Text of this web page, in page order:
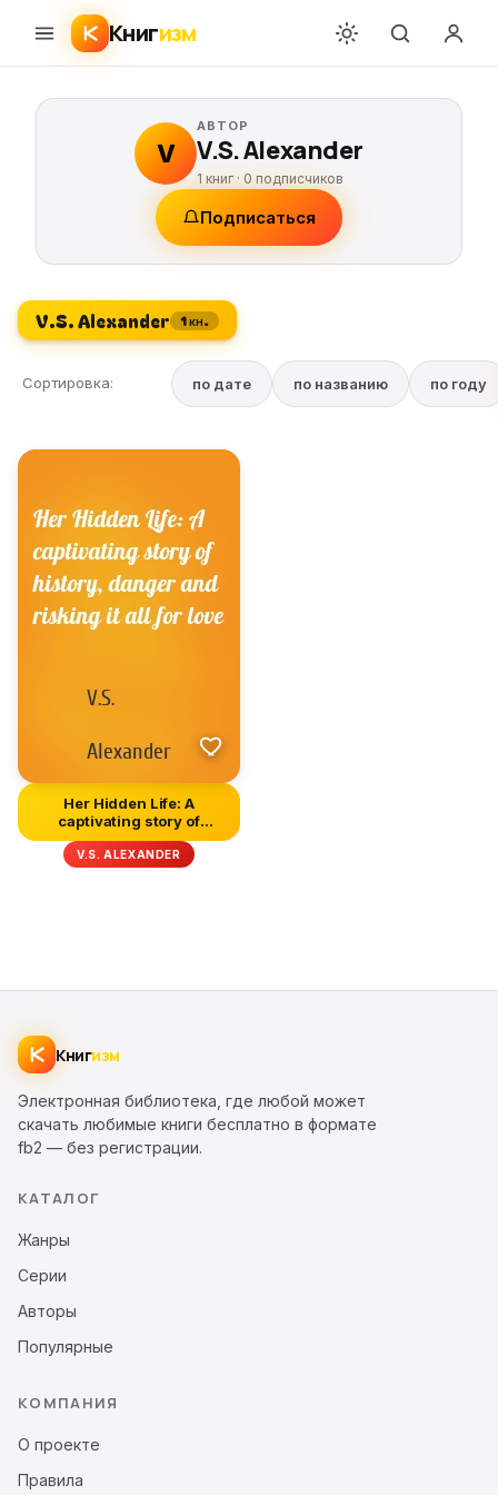
Книгизм
V
АВТОР
V.S. Alexander
1 книг ·0 подписчиков
Подписаться
V.S. Alexander 1 кн.
Сортировка: по дате по названию по году
Her Hidden Life: A
captivating story of
history, d...
V.S. ALEXANDER
Книгизм
Электронная библиотека, где любой может
скачать любимые книги бесплатно в формате
fb2 — без регистрации.
КАТАЛОГ
Жанры
Серии
Авторы
Популярные
КОМПАНИЯ
О проекте
Правила